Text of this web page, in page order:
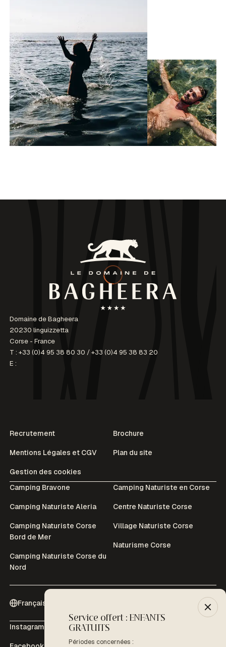
Service offert : ENFANTS
GRATUITS
Périodes concernées :
-10%
Domaine de Bagheera
20230 linguizzetta
Corse - France
T :+33 (0)4 95 38 80 30 /+33 (0)4 95 38 83 20
E :
Recrutement
Mentions Légales et CGV
Gestion des cookies
Brochure
Plan du site
Camping Bravone
Camping Naturiste Aleria
Camping Naturiste Corse
Bord de Mer
Camping Naturiste Corse du
Nord
Camping Naturiste en Corse
Centre Naturiste Corse
Village Naturiste Corse
Naturisme Corse
Français (Fr)
Instagram